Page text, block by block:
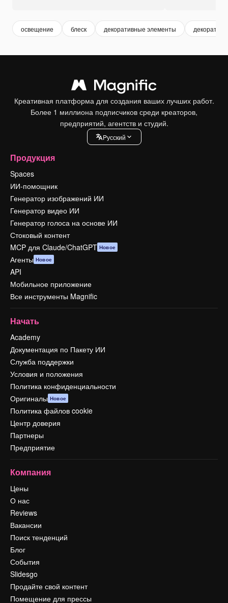
освещение блеск декоративные элементы
Креативная платформа для создания ваших лучших работ.
Более 1 миллиона подписчиков среди креаторов,
предприятий, агентств и студий.
Pусский
Продукция
Spaces
ИИ-помощник
Генератор изображений ИИ
Генератор видео ИИ
Генератор голоса на основе ИИ
Стоковый контент
MCP для Claude/ChatGPT Новое
Агенты Новое
API
Мобильное приложение
Все инструменты Magnific
Начать
Academy
Документация по Пакету ИИ
Служба поддержки
Условия и положения
Политика конфиденциальности
Оригиналы Новое
Политика файлов cookie
Центр доверия
Партнеры
Предприятие
Компания
Цены
О нас
Reviews
Вакансии
Поиск тенденций
Блог
События
Slidesgo
Продайте свой контент
Помещение для прессы